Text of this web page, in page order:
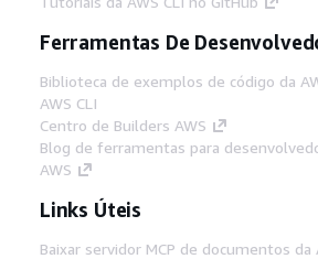
Ferramentas De
Biblioteca de exemplos de código da
AWS CLI
Centro de Builders AWS
Blog de ferramentas para
AWS
Links Úteis
Baixar servidor MCP de documentos da